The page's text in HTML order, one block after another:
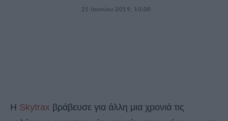
21 Ιουνίου 2019, 10:00
Η Skytrax βράβευσε για άλλη μια χρονιά τις